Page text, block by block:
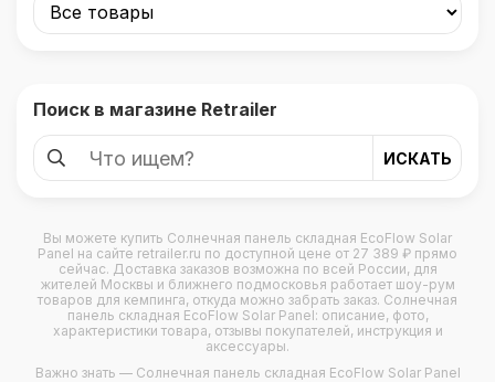
Поиск в магазине Retrailer
Вы можете купить Солнечная панель складная EcoFlow Solar
Panel на сайте retrailer.ru по доступной цене от 27 389 ₽ прямо
сейчас. Доставка заказов возможна по всей России, для
жителей Москвы и ближнего подмосковья работает шоу-рум
товаров для кемпинга, откуда можно забрать заказ. Солнечная
панель складная EcoFlow Solar Panel: описание, фото,
характеристики товара, отзывы покупателей, инструкция и
аксессуары.
Важно знать — Солнечная панель складная EcoFlow Solar Panel